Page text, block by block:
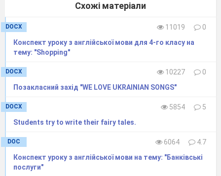
Схожі матеріали
DOCX 11019
0
Конспект уроку з англійської мови для 4-го класу на
тему: "Shopping"
DOCX 10227
0
Позакласний захід "WE LOVE UKRAINIAN SONGS"
DOCX 5854
5
Students try to write their fairy tales.
DOC 6064
4.7
Конспект уроку з англійської мови на тему: "Банківські
послуги"